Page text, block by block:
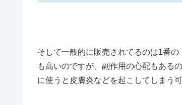
そして一般的に販売されてるのは1番
も高いのですが、副作用の心配もある
に使うと皮膚炎などを起こしてしまう